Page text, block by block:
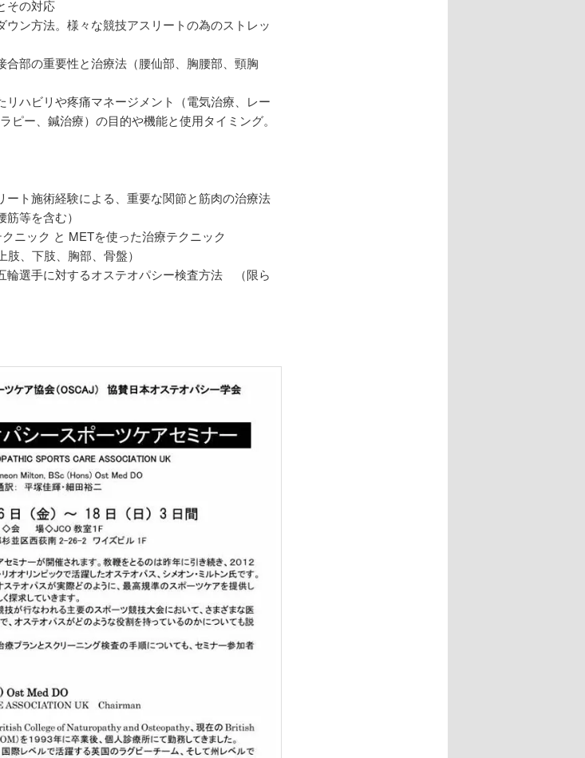
その対応
ウン方法。様々な競技アスリートの為のストレッ
合部の重要性と治療法（腰仙部、胸腰部、頸胸
リハビリや疼痛マネージメント（電気治療、レー
ピー、鍼治療）の目的や機能と使用タイミング。
ート施術経験による、重要な関節と筋肉の治療法
等を含む）
ニック と METを使った治療テクニック
、下肢、胸部、骨盤）
輪選手に対するオステオパシー検査方法 （限ら